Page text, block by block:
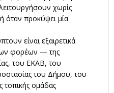
χωρίς
όταν προκύψει μία
είναι εξαιρετικά
φορέων — της
του ΕΚΑΒ, του
του Δήμου, του
τοπικής ομάδας